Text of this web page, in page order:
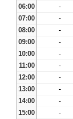
06:00
-
07:00
-
08:00
-
09:00
-
10:00
-
11:00
-
12:00
-
13:00
-
14:00
-
15:00
-